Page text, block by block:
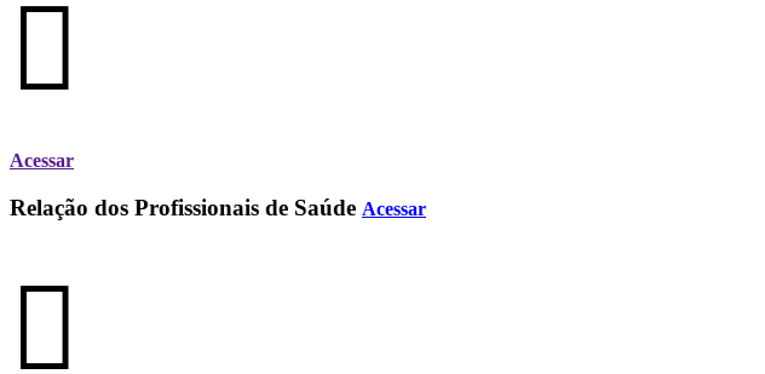
Acessar
Relação dos Profissionais de Saúde Acessar